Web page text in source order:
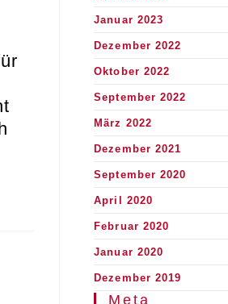
Januar 2023
Dezember 2022
Oktober 2022
September 2022
März 2022
Dezember 2021
September 2020
April 2020
Februar 2020
Januar 2020
Dezember 2019
Meta